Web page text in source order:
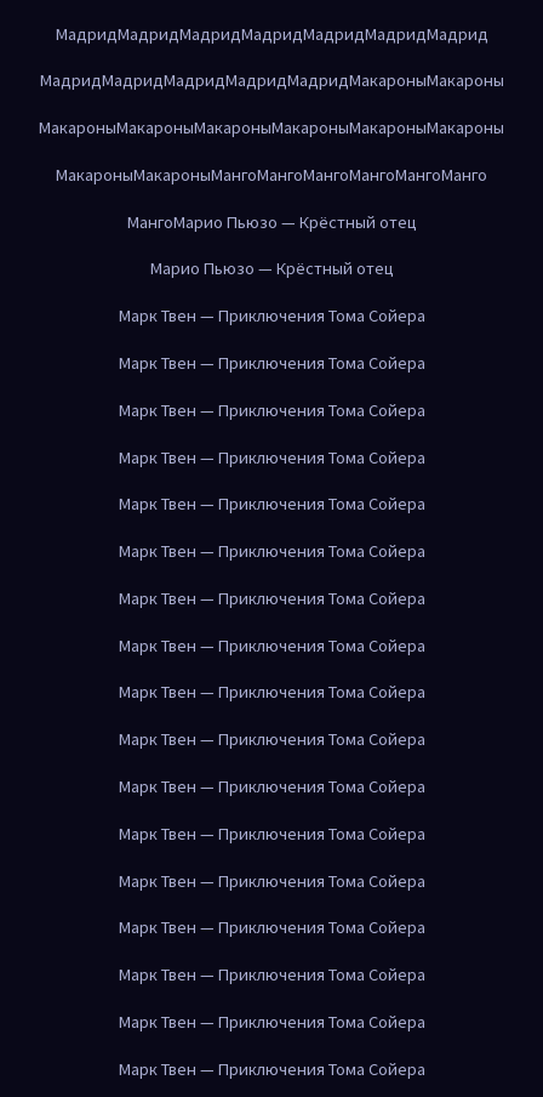
МадридМадридМадридМадридМадридМадридМадрид
МадридМадридМадридМадридМадридМакароныМакароны
МакароныМакароныМакароныМакароныМакароныМакароны
МакароныМакароныМангоМангоМангоМангоМангоМанго
МангоМарио Пьюзо — Крёстный отец
Марио Пьюзо — Крёстный отец
Марк Твен — Приключения Тома Сойера
Марк Твен — Приключения Тома Сойера
Марк Твен — Приключения Тома Сойера
Марк Твен — Приключения Тома Сойера
Марк Твен — Приключения Тома Сойера
Марк Твен — Приключения Тома Сойера
Марк Твен — Приключения Тома Сойера
Марк Твен — Приключения Тома Сойера
Марк Твен — Приключения Тома Сойера
Марк Твен — Приключения Тома Сойера
Марк Твен — Приключения Тома Сойера
Марк Твен — Приключения Тома Сойера
Марк Твен — Приключения Тома Сойера
Марк Твен — Приключения Тома Сойера
Марк Твен — Приключения Тома Сойера
Марк Твен — Приключения Тома Сойера
Марк Твен — Приключения Тома Сойера